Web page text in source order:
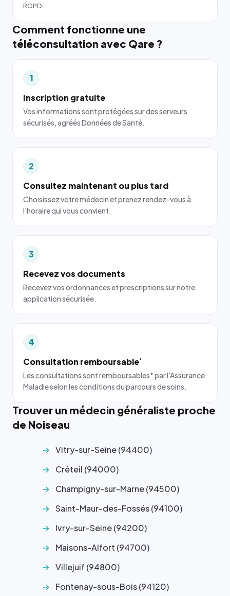
RGPD.
Comment fonctionne une
téléconsultation avec Qare ?
1
Inscription gratuite
Vos informations sont protégées sur des serveurs
sécurisés, agréés Données de Santé.
2
Consultez maintenant ou plus tard
Choisissez votre médecin et prenez rendez-vous à
l'horaire qui vous convient.
3
Recevez vos documents
Recevez vos ordonnances et prescriptions sur notre
application sécurisée.
4
Consultation remboursable*
Les consultations sont remboursables* par l'Assurance
Maladie selon les conditions du parcours de soins.
Trouver un médecin généraliste proche
de Noiseau
Vitry-sur-Seine (94400)
Créteil (94000)
Champigny-sur-Marne (94500)
Saint-Maur-des-Fossés (94100)
Ivry-sur-Seine (94200)
Maisons-Alfort (94700)
Villejuif (94800)
Fontenay-sous-Bois (94120)